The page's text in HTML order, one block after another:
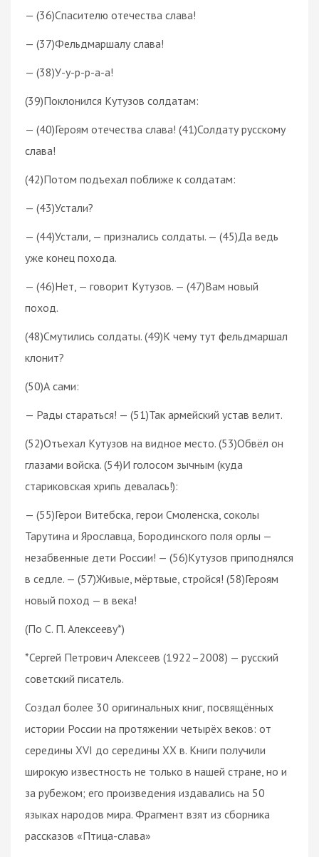
— (36)Спасителю отечества слава!
— (37)Фельдмаршалу слава!
— (38)У-у-р-р-а-а!
(39)Поклонился Кутузов солдатам:
— (40)Героям отечества слава! (41)Солдату русскому
слава!
(42)Потом подъехал поближе к солдатам:
— (43)Устали?
— (44)Устали, — признались солдаты. — (45)Да ведь
уже конец похода.
— (46)Нет, — говорит Кутузов. — (47)Вам новый
поход.
(48)Смутились солдаты. (49)К чему тут фельдмаршал
клонит?
(50)А сами:
— Рады стараться! — (51)Так армейский устав велит.
(52)Отъехал Кутузов на видное место. (53)Обвёл он
глазами войска. (54)И голосом зычным (куда
стариковская хрипь девалась!):
— (55)Герои Витебска, герои Смоленска, соколы
Тарутина и Ярославца, Бородинского поля орлы —
незабвенные дети России! — (56)Кутузов приподнялся
в седле. — (57)Живые, мёртвые, стройся! (58)Героям
новый поход — в века!
(По С. П. Алексееву*)
*Сергей Петрович Алексеев (1922–2008) — русский
советский писатель.
Создал более 30 оригинальных книг, посвящённых
истории России на протяжении четырёх веков: от
середины XVI до середины XX в. Книги получили
широкую известность не только в нашей стране, но и
за рубежом; его произведения издавались на 50
языках народов мира. Фрагмент взят из сборника
рассказов «Птица-слава»